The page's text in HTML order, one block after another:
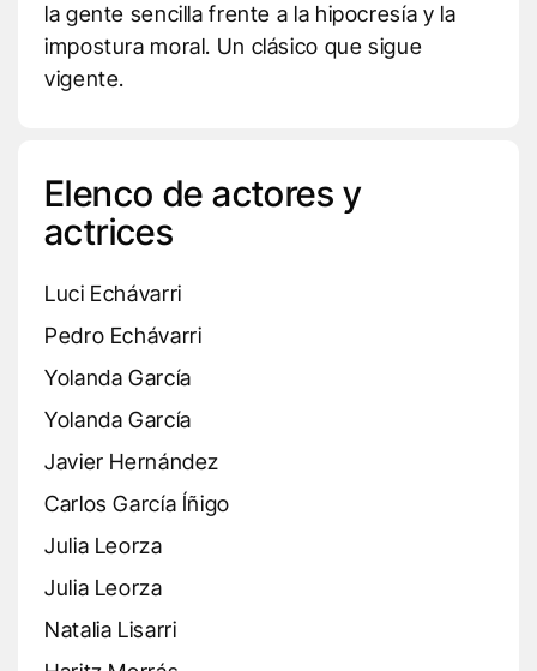
la gente sencilla frente a la hipocresía y la
impostura moral. Un clásico que sigue
vigente.
Elenco de actores y
actrices
Luci Echávarri
Pedro Echávarri
Yolanda García
Yolanda García
Javier Hernández
Carlos García Íñigo
Julia Leorza
Julia Leorza
Natalia Lisarri